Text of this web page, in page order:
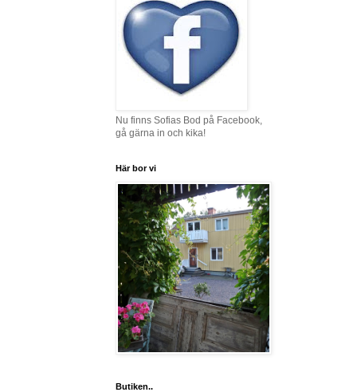
Nu finns Sofias Bod på Facebook,
gå gärna in och kika!
Här bor vi
Butiken..